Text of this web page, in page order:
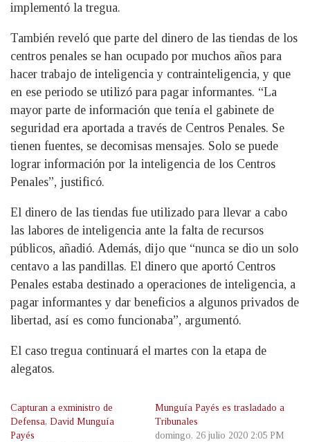
implementó la tregua.
También reveló que parte del dinero de las tiendas de los
centros penales se han ocupado por muchos años para
hacer trabajo de inteligencia y contrainteligencia, y que
en ese periodo se utilizó para pagar informantes. “La
mayor parte de información que tenía el gabinete de
seguridad era aportada a través de Centros Penales. Se
tienen fuentes, se decomisas mensajes. Solo se puede
lograr información por la inteligencia de los Centros
Penales”, justificó.
El dinero de las tiendas fue utilizado para llevar a cabo
las labores de inteligencia ante la falta de recursos
públicos, añadió. Además, dijo que “nunca se dio un solo
centavo a las pandillas. El dinero que aportó Centros
Penales estaba destinado a operaciones de inteligencia, a
pagar informantes y dar beneficios a algunos privados de
libertad, así es como funcionaba”, argumentó.
El caso tregua continuará el martes con la etapa de
alegatos.
Capturan a exministro de
Defensa, David Munguía
Payés
Munguía Payés es trasladado a
Tribunales
domingo, 26 julio 2020 2:05 PM